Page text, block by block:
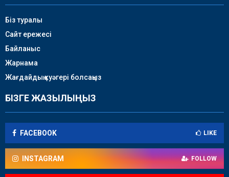
Біз туралы
Сайт ережесі
Байланыс
Жарнама
Жағдайдың куәгері болсаңыз
БІЗГЕ ЖАЗЫЛЫҢЫЗ
FACEBOOK LIKE
INSTAGRAM FOLLOW